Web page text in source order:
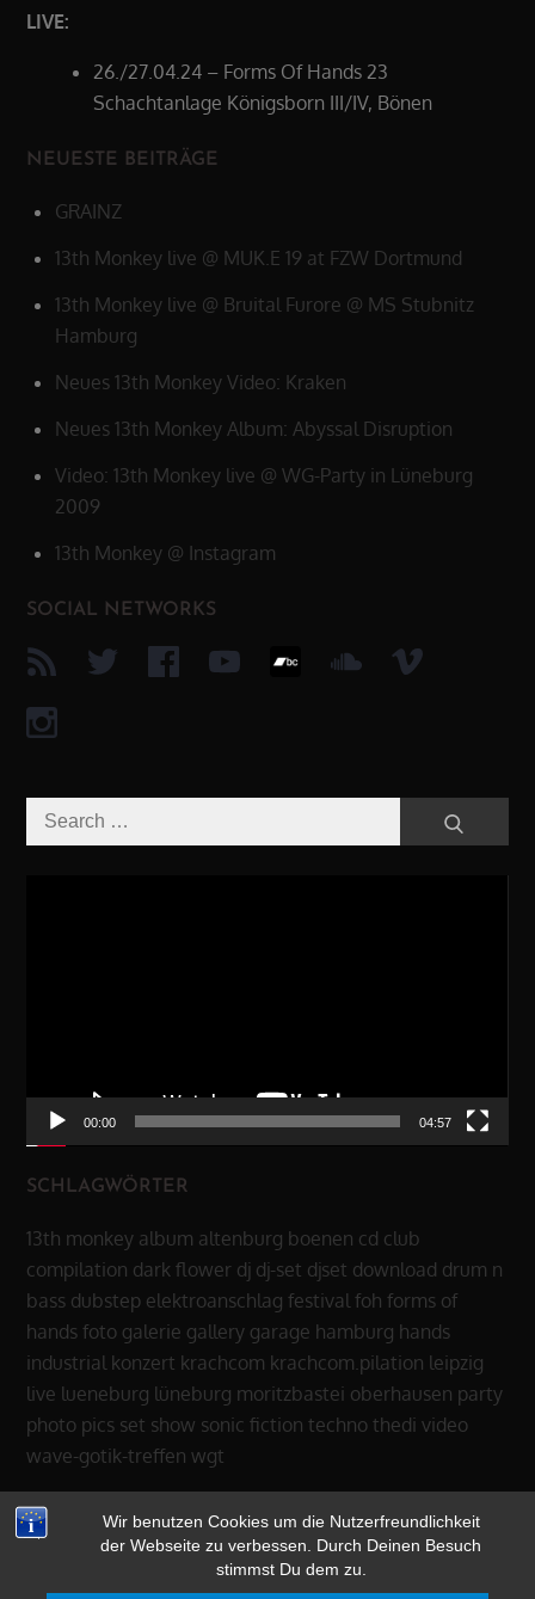
Wir benutzen Cookies um die Nutzerfreundlichkeit
der Webseite zu verbessen. Durch Deinen Besuch
stimmst Du dem zu.
LIVE:
26./27.04.24 – Forms Of Hands 23
Schachtanlage Königsborn III/IV, Bönen
NEUESTE BEITRÄGE
GRAINZ
13th Monkey live @ MUK.E 19 at FZW Dortmund
13th Monkey live @ Bruital Furore @ MS Stubnitz
Hamburg
Neues 13th Monkey Video: Kraken
Neues 13th Monkey Album: Abyssal Disruption
Video: 13th Monkey live @ WG-Party in Lüneburg
2009
13th Monkey @ Instagram
SOCIAL NETWORKS
Search
for:
00:00 04:57
SCHLAGWÖRTER
13th monkey album altenburg boenen cd club
compilation dark flower dj dj-set djset download drum n
bass dubstep elektroanschlag festival foh forms of
hands foto galerie gallery garage hamburg hands
industrial konzert krachcom krachcom.pilation leipzig
live lueneburg lüneburg moritzbastei oberhausen party
photo pics set show sonic fiction techno thedi video
wave-gotik-treffen wgt
Copyright © 202613th MONKEY|datenschutz